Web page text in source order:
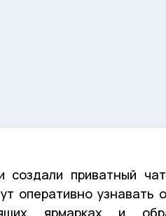
создали приватный
оперативно узнавать
ярмарках и